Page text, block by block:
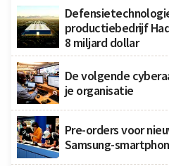
productiebedrijf
8 miljard dollar
De volgende
je organisatie
Pre-orders voor
Samsung-